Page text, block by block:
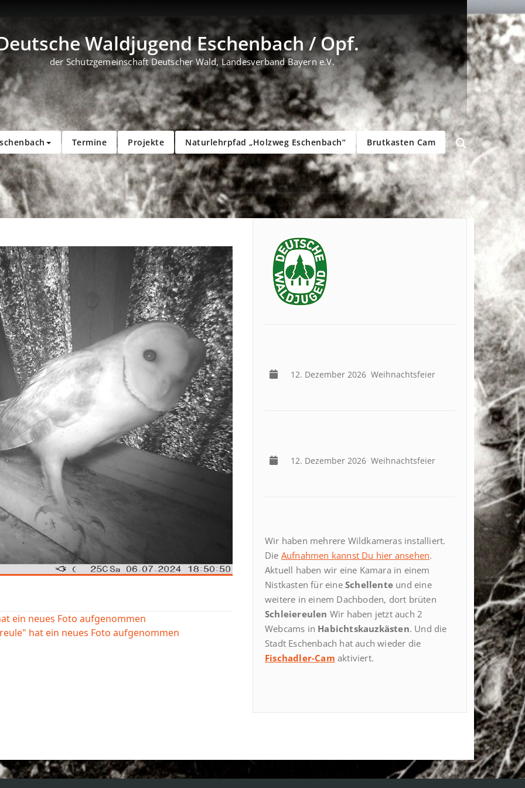
Waldjugend Eschenbach / Opf.
der Schutzgemeinschaft Deutscher Wald, Landesverband Bayern e.V.
Termine Projekte Naturlehrpfad „Holzweg Eschenbach“ Brutkasten Cam
ein neues Foto aufgenommen
hat ein neues Foto aufgenommen
12. Dezember 2026 Weihnachtsfeier
12. Dezember 2026 Weihnachtsfeier
Wir haben mehrere Wildkameras installiert.
Die Aufnahmen kannst Du hier ansehen.
Aktuell haben wir eine Kamara in einem
Nistkasten für eine Schellente und eine
weitere in einem Dachboden, dort brüten
Schleiereulen Wir haben jetzt auch 2
Webcams in Habichtskauzkästen. Und die
Stadt Eschenbach hat auch wieder die
Fischadler-Cam aktiviert.